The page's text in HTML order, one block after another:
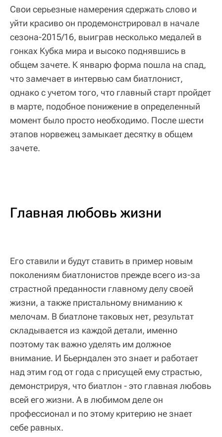
Свои серьезные намерения сдержать слово и
уйти красиво он продемонстрировал в начале
сезона-2015/16, выиграв несколько медалей в
гонках Кубка мира и высоко поднявшись в
общем зачете. К январю форма пошла на спад,
что замечает в интервью сам биатлонист,
однако с учетом того, что главный старт пройдет
в марте, подобное понижение в определенный
момент было просто необходимо. После шести
этапов норвежец замыкает десятку в общем
зачете.
Главная любовь жизни
Его ставили и будут ставить в пример новым
поколениям биатлонистов прежде всего из-за
страстной преданности главному делу своей
жизни, а также пристальному вниманию к
мелочам. В биатлоне таковых нет, результат
складывается из каждой детали, именно
поэтому так важно уделять им должное
внимание. И Бьерндален это знает и работает
над этим год от года с присущей ему страстью,
демонстрируя, что биатлон - это главная любовь
всей его жизни. А в любимом деле он
профессионал и по этому критерию не знает
себе равных.